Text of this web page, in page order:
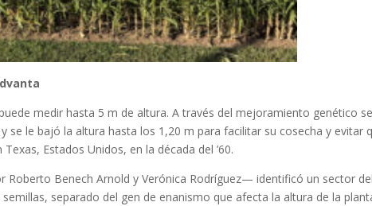
medir hasta 5 m de altura. A través del mejoramiento genético
se le bajó la altura hasta los 1,20 m para facilitar su cosecha y evitar
Estados Unidos, en la década del ’60.
Roberto Benech Arnold y Verónica Rodríguez— identificó un sector del
separado del gen de enanismo que afecta la altura de la